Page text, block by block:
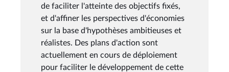
de faciliter l'atteinte des objectifs fixés,
et d'affiner les perspectives d'économies
sur la base d'hypothèses ambitieuses et
réalistes. Des plans d'action sont
actuellement en cours de déploiement
pour faciliter le développement de cette